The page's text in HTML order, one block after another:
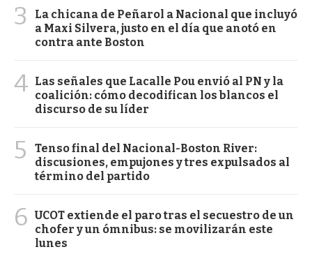
3
La chicana de Peñarol a Nacional que incluyó
a Maxi Silvera, justo en el día que anotó en
contra ante Boston
4 Las señales que Lacalle Pou envió al PN y la
coalición: cómo decodifican los blancos el
discurso de su líder
5
Tenso final del Nacional-Boston River:
discusiones, empujones y tres expulsados al
término del partido
6 UCOT extiende el paro tras el secuestro de un
chofer y un ómnibus: se movilizarán este
lunes